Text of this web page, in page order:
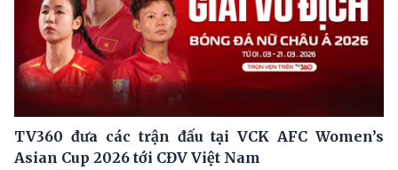
TV360 đưa các trận đấu tại VCK AFC Women’s
Asian Cup 2026 tới CĐV Việt Nam